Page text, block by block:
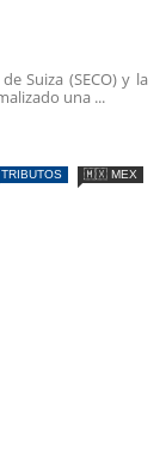
Suiza (SECO) y la
una ...
TRIBUTOS 🇲🇽 MEX